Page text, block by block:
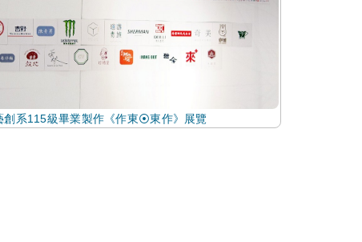
創系115級畢業製作《作東⦿東作》展覽